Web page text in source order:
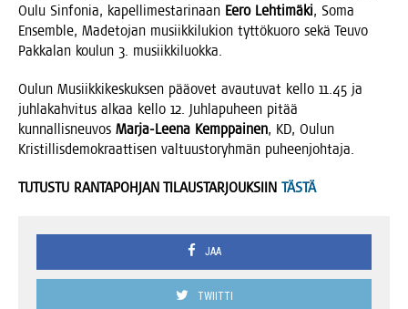
Oulu Sin­fo­nia, kapel­li­mes­ta­ri­naan Eero Leh­ti­mä­ki, Soma
Ensemble, Made­to­jan musiik­ki­lu­kion tyt­tö­kuo­ro sekä Teu­vo
Pak­ka­lan kou­lun 3. musiikkiluokka.
Oulun Musiik­ki­kes­kuk­sen pää­ovet avau­tu­vat kel­lo 11.45 ja
juh­la­kah­vi­tus alkaa kel­lo 12. Juh­la­pu­heen pitää
kun­nal­lis­neu­vos Mar­ja-Lee­na Kemp­pai­nen, KD, Oulun
Kris­til­lis­de­mo­kraat­ti­sen val­tuus­to­ryh­män puheenjohtaja.
TUTUSTU RANTAPOHJAN TILAUSTARJOUKSIIN TÄSTÄ
JAA
TWIITTI